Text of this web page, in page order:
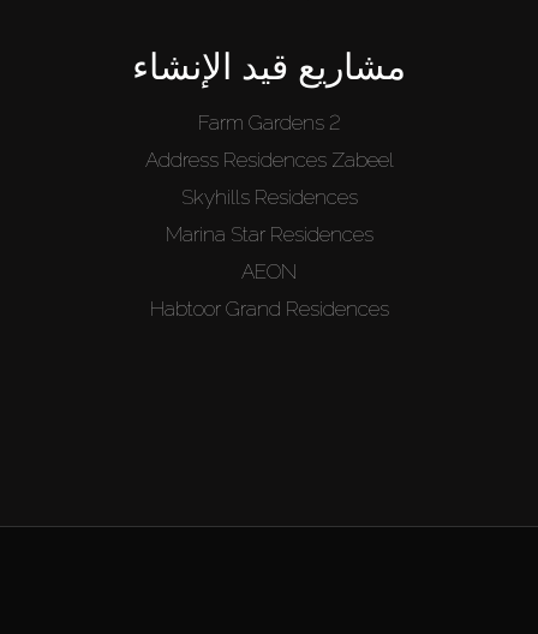
مشاريع قيد الإنشاء
Farm Gardens 2
Address Residences Zabeel
Skyhills Residences
Marina Star Residences
AEON
Habtoor Grand Residences